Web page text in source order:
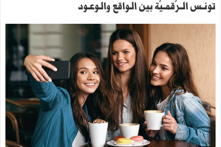
تونــس الــرّقمــيّة بين الـواقع والـوعـود